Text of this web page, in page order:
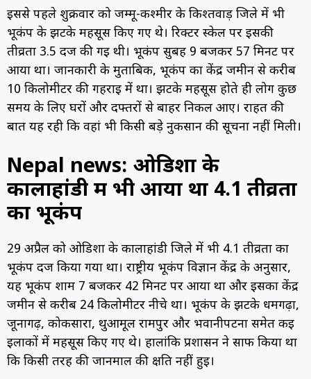
इससे पहले शुक्रवार को जम्मू-कश्मीर के किश्तवाड़ जिले में भी
भूकंप के झटके महसूस किए गए थे। रिक्टर स्केल पर इसकी
तीव्रता 3.5 दर्ज की गई थी। भूकंप सुबह 9 बजकर 57 मिनट पर
आया था। जानकारी के मुताबिक, भूकंप का केंद्र जमीन से करीब
10 किलोमीटर की गहराई में था। झटके महसूस होते ही लोग कुछ
समय के लिए घरों और दफ्तरों से बाहर निकल आए। राहत की
बात यह रही कि वहां भी किसी बड़े नुकसान की सूचना नहीं मिली।
Nepal news: ओडिशा के
कालाहांडी में भी आया था 4.1 तीव्रता
का भूकंप
29 अप्रैल को ओडिशा के कालाहांडी जिले में भी 4.1 तीव्रता का
भूकंप दर्ज किया गया था। राष्ट्रीय भूकंप विज्ञान केंद्र के अनुसार,
यह भूकंप शाम 7 बजकर 42 मिनट पर आया था और इसका केंद्र
जमीन से करीब 24 किलोमीटर नीचे था। भूकंप के झटके धर्मगढ़ा,
जूनागढ़, कोकसारा, थुआमूल रामपुर और भवानीपटना समेत कई
इलाकों में महसूस किए गए थे। हालांकि प्रशासन ने साफ किया था
कि किसी तरह की जानमाल की क्षति नहीं हुई।